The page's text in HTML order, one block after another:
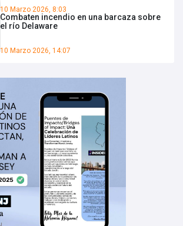
10 Marzo 2026, 8:03
Combaten incendio en una barcaza sobre
el río Delaware
10 Marzo 2026, 14:07